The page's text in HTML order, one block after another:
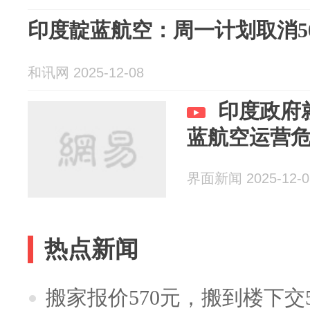
印度靛蓝航空：周一计划取消
和讯网 2025-12-08
印度政府
蓝航空运营
界面新闻 2025-12-
热点新闻
搬家报价570元，搬到楼下